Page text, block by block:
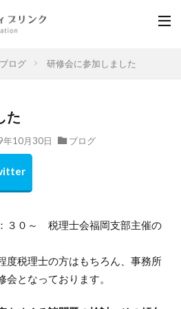
ブログ 研修会に参加しました
た
年10月30日 ブログ
３０～ 税理士会福岡支部主催の
度税理士の方はもちろん、事務所
となっております。